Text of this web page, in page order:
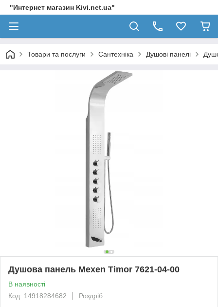
"Интернет магазин Kivi.net.ua"
Товари та послуги Сантехніка Душові панелі
Душова панель Mexen Timor 7621-04-00
В наявності
Код: 14918284682
Роздріб